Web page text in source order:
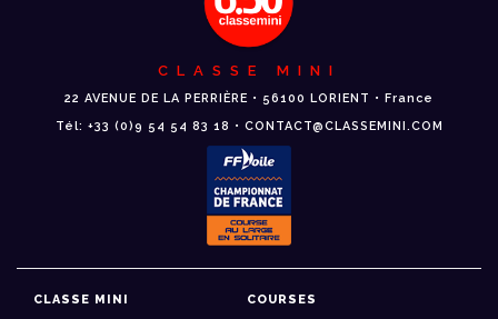
CLASSE MINI
22 AVENUE DE LA PERRIÈRE • 56100 LORIENT • France
Tél: +33 (0)9 54 54 83 18 • CONTACT@CLASSEMINI.COM
CLASSE MINI
COURSES